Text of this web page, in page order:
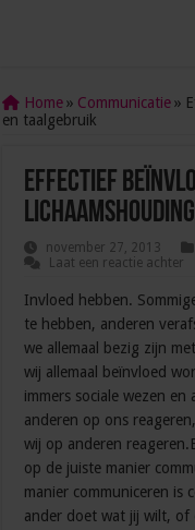
Home » Communicatie »
en taalgebruik
Effectief
november 27, 2013
Laat een reactie achter
Invloed hebben.
te hebben, anderen
we allemaal bezig zijn
wij allemaal beïnvloed
immers sociale wezen
anderen op ons
wij op anderen
op de juiste manier
manier communiceren is
ander doet wat jij wilt, of